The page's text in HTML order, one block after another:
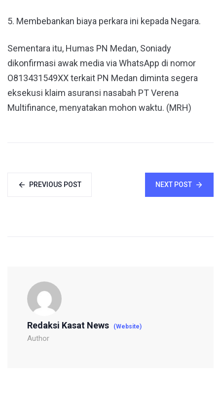
5. Membebankan biaya perkara ini kepada Negara.
Sementara itu, Humas PN Medan, Soniady
dikonfirmasi awak media via WhatsApp di nomor
O813431549XX terkait PN Medan diminta segera
eksekusi klaim asuransi nasabah PT Verena
Multifinance, menyatakan mohon waktu. (MRH)
PREVIOUS POST NEXT POST
Redaksi Kasat News (Website)
Author